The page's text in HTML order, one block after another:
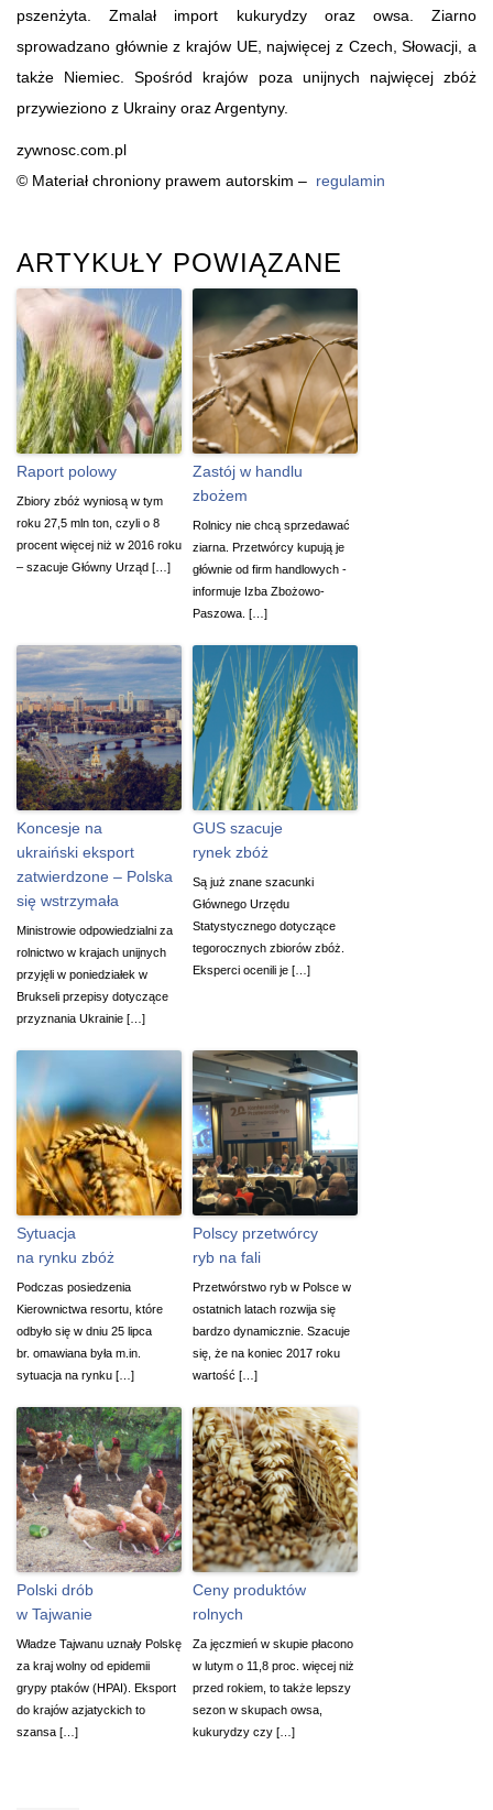
pszenżyta. Zmalał import kukurydzy oraz owsa. Ziarno
sprowadzano głównie z krajów UE, najwięcej z Czech, Słowacji, a
także Niemiec. Spośród krajów poza unijnych najwięcej zbóż
przywieziono z Ukrainy oraz Argentyny.
zywnosc.com.pl
© Materiał chroniony prawem autorskim – regulamin
ARTYKUŁY POWIĄZANE
Raport polowy
Zbiory zbóż wyniosą w tym
roku 27,5 mln ton, czyli o 8
procent więcej niż w 2016 roku
– szacuje Główny Urząd […]
Zastój w handlu
zbożem
Rolnicy nie chcą sprzedawać
ziarna. Przetwórcy kupują je
głównie od firm handlowych -
informuje Izba Zbożowo-
Paszowa. […]
Koncesje na
ukraiński eksport
zatwierdzone – Polska
się wstrzymała
Ministrowie odpowiedzialni za
rolnictwo w krajach unijnych
przyjęli w poniedziałek w
Brukseli przepisy dotyczące
przyznania Ukrainie […]
GUS szacuje
rynek zbóż
Są już znane szacunki
Głównego Urzędu
Statystycznego dotyczące
tegorocznych zbiorów zbóż.
Eksperci ocenili je […]
Sytuacja
na rynku zbóż
Podczas posiedzenia
Kierownictwa resortu, które
odbyło się w dniu 25 lipca
br. omawiana była m.in.
sytuacja na rynku […]
Polscy przetwórcy
ryb na fali
Przetwórstwo ryb w Polsce w
ostatnich latach rozwija się
bardzo dynamicznie. Szacuje
się, że na koniec 2017 roku
wartość […]
Polski drób
w Tajwanie
Władze Tajwanu uznały Polskę
za kraj wolny od epidemii
grypy ptaków (HPAI). Eksport
do krajów azjatyckich to
szansa […]
Ceny produktów
rolnych
Za jęczmień w skupie płacono
w lutym o 11,8 proc. więcej niż
przed rokiem, to także lepszy
sezon w skupach owsa,
kukurydzy czy […]